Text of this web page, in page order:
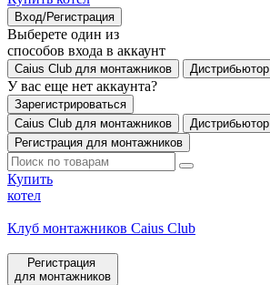
Вход/Регистрация
Выберете один из
способов входа в аккаунт
Caius Club для монтажников Дистрибьютор
У вас еще нет аккаунта?
Зарегистрироваться
Caius Club для монтажников
Дистрибьютор
Регистрация для монтажников
Купить
котел
Клуб монтажников Caius Club
Регистрация
для монтажников